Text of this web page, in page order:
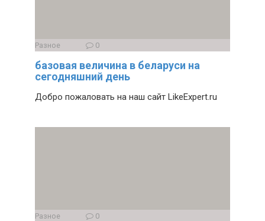
Разное 0
базовая величина в беларуси на
сегодняшний день
Добро пожаловать на наш сайт LikeExpert.ru
Разное 0